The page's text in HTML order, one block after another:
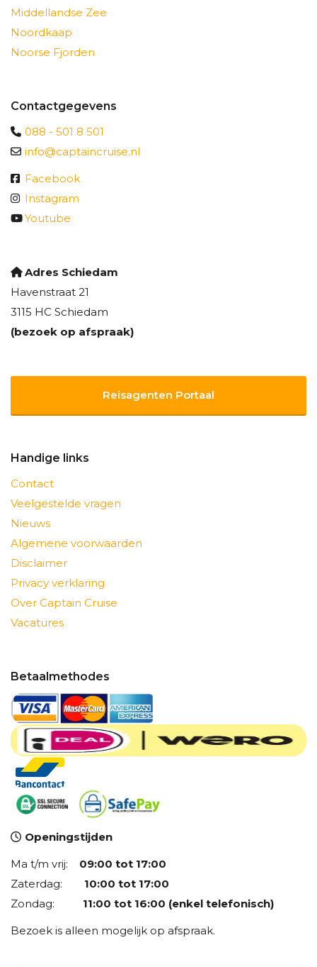
Middellandse Zee
Noordkaap
Noorse Fjorden
Contactgegevens
088 - 501 8 501
info@captaincruise.nl
Facebook
Instagram
Youtube
Adres Schiedam
Havenstraat 21
3115 HC Schiedam
(bezoek op afspraak)
Reisagenten Portaal
Handige links
Contact
Veelgestelde vragen
Nieuws
Algemene voorwaarden
Disclaimer
Privacy verklaring
Over Captain Cruise
Vacatures
Betaalmethodes
Openingstijden
Ma t/m vrij: 09:00 tot 17:00
Zaterdag: 10:00 tot 17:00
Zondag: 11:00 tot 16:00 (enkel telefonisch)
Bezoek is alleen mogelijk op afspraak.